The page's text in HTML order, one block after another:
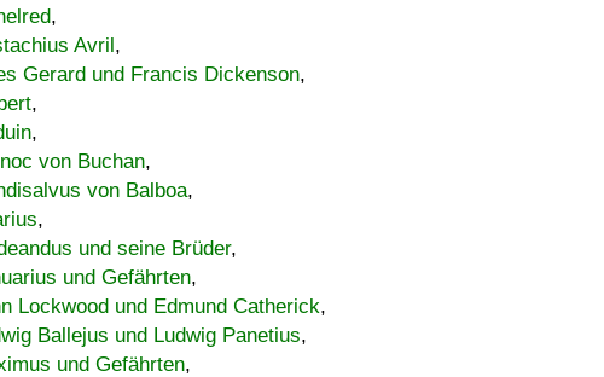
,
Avril,
Gerard und Francis Dickenson,
,
,
von Buchan,
von Balboa,
,
und seine Brüder,
und Gefährten,
Lockwood und Edmund Catherick,
Ballejus und Ludwig Panetius,
und Gefährten,